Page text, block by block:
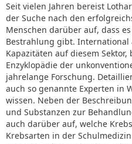
Seit vielen Jahren bereist
der Suche nach den
Menschen darüber auf, dass
Bestrahlung gibt.
Kapazitäten auf diesem
Enzyklopädie der
jahrelange Forschung.
auch so genannte Experten in
wissen. Neben der
und Substanzen zur
auch darüber auf, welche
Krebsarten in der